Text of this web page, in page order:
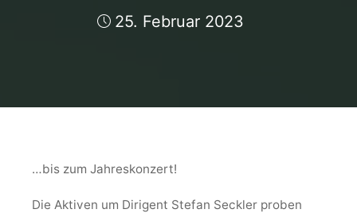
25. Februar 2023
…bis zum Jahreskonzert!
Die Aktiven um Dirigent Stefan Seckler proben